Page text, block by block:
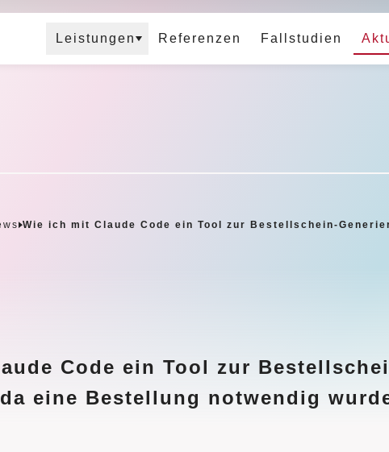
Leistungen Referenzen Fallstudien
Wie ich mit Claude Code ein Tool zur Bestellschein-
Code ein Tool zur
eine Bestellung notwendig